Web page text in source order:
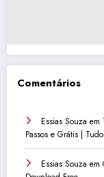
Comentários
Essias Souza em
Passos e Grátis |
Essias Souza em